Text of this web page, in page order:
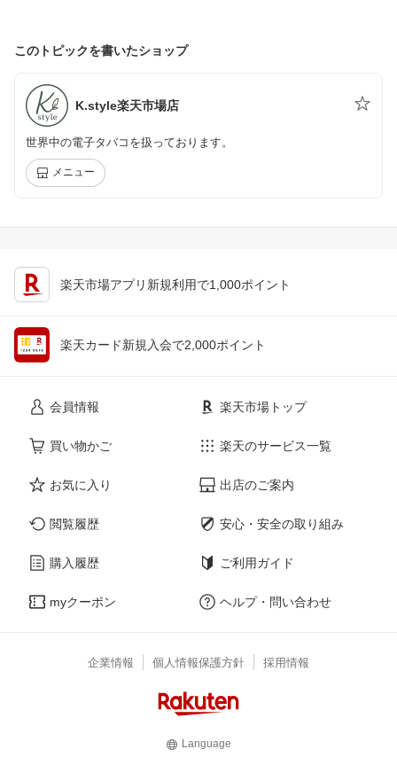
このトピックを書いたショップ
K.style楽天市場店
世界中の電子タバコを扱っております。
メニュー
楽天市場アプリ新規利用で1,000ポイント
楽天カード新規入会で2,000ポイント
会員情報
買い物かご
お気に入り
閲覧履歴
購入履歴
myクーポン
楽天市場トップ
楽天のサービス一覧
出店のご案内
安心・安全の取り組み
ご利用ガイド
ヘルプ・問い合わせ
企業情報 個人情報保護方針 採用情報
Language